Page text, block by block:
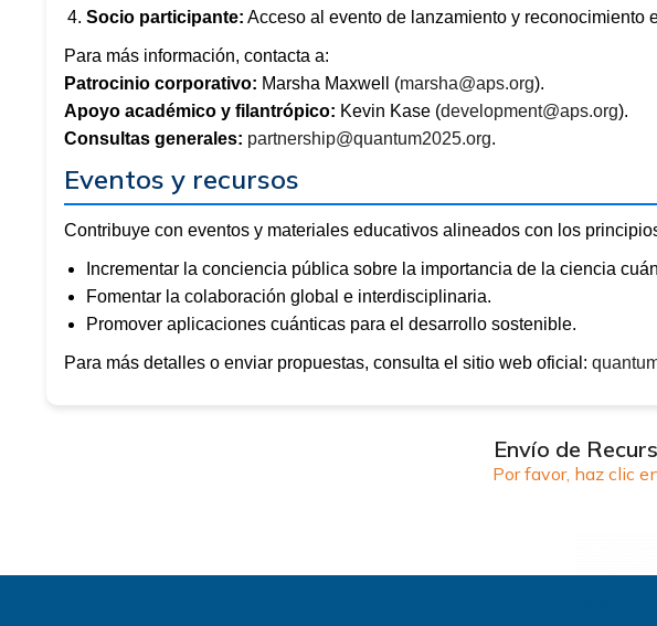
Socio participante: Acceso al evento de lanzamiento y reconocimiento
Para más información, contacta a:
Patrocinio corporativo: Marsha Maxwell (marsha@aps.org).
Apoyo académico y filantrópico: Kevin Kase (development@aps.org).
Consultas generales: partnership@quantum2025.org.
Eventos y recursos
Contribuye con eventos y materiales educativos alineados con los
Incrementar la conciencia pública sobre la importancia de la ciencia
Fomentar la colaboración global e interdisciplinaria.
Promover aplicaciones cuánticas para el desarrollo sostenible.
Para más detalles o enviar propuestas, consulta el sitio web oficial:
Envío de
Por favor, haz clic